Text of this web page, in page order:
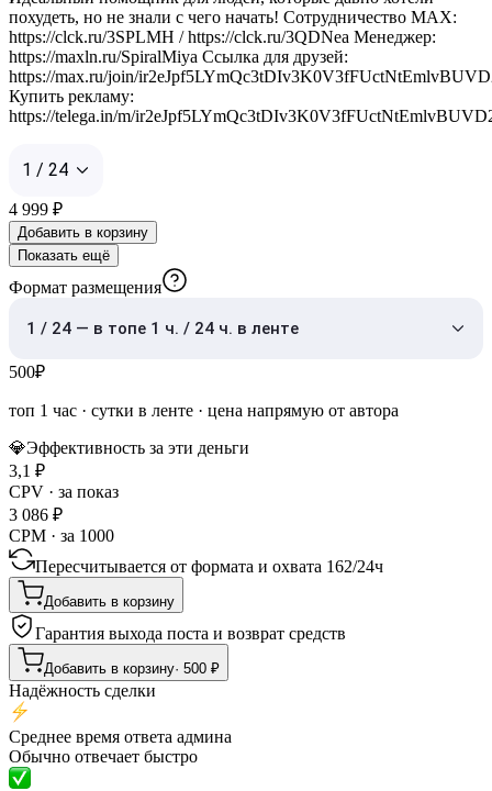
похудеть, но не знали с чего начать! Сотрудничество MAX:
https://clck.ru/3SPLMH / https://clck.ru/3QDNea Менеджер:
https://maxln.ru/SpiralMiya Ссылка для друзей:
https://max.ru/join/
Купить рекламу:
https://telega.in/m/
1 / 24
4 999 ₽
Добавить в корзину
Показать ещё
Формат размещения
1 / 24 — в топе 1 ч. / 24 ч. в ленте
500₽
топ 1 час · сутки в ленте · цена напрямую от автора
💎Эффективность за эти деньги
3,1 ₽
CPV · за показ
3 086 ₽
CPM · за 1000
Пересчитывается от формата и охвата 162/24ч
Добавить в корзину
Гарантия выхода поста и возврат средств
Добавить в корзину· 500 ₽
Надёжность сделки
Среднее время ответа админа
Обычно отвечает быстро